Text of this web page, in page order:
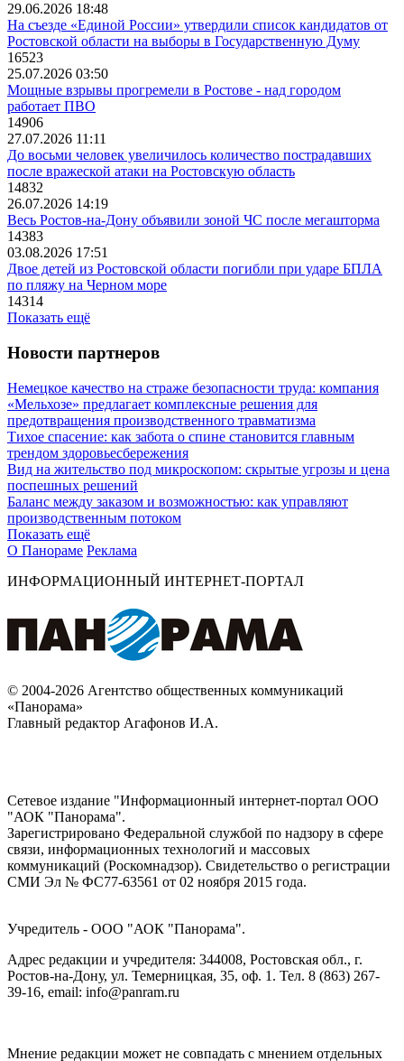
29.06.2026 18:48
На съезде «Единой России» утвердили список кандидатов от
Ростовской области на выборы в Государственную Думу
16523
25.07.2026 03:50
Мощные взрывы прогремели в Ростове - над городом
работает ПВО
14906
27.07.2026 11:11
До восьми человек увеличилось количество пострадавших
после вражеской атаки на Ростовскую область
14832
26.07.2026 14:19
Весь Ростов-на-Дону объявили зоной ЧС после мегашторма
14383
03.08.2026 17:51
Двое детей из Ростовской области погибли при ударе БПЛА
по пляжу на Черном море
14314
Показать ещё
Новости партнеров
Немецкое качество на страже безопасности труда: компания
«Мельхозе» предлагает комплексные решения для
предотвращения производственного травматизма
Тихое спасение: как забота о спине становится главным
трендом здоровьесбережения
Вид на жительство под микроскопом: скрытые угрозы и цена
поспешных решений
Баланс между заказом и возможностью: как управляют
производственным потоком
Показать ещё
О Панораме Реклама
ИНФОРМАЦИОННЫЙ ИНТЕРНЕТ-ПОРТАЛ
© 2004-2026 Агентство общественных коммуникаций
«Панорама»
Главный редактор Агафонов И.А.
Сетевое издание "Информационный интернет-портал ООО
"АОК "Панорама".
Зарегистрировано Федеральной службой по надзору в сфере
связи, информационных технологий и массовых
коммуникаций (Роскомнадзор). Cвидетельство о регистрации
СМИ Эл № ФС77-63561 от 02 ноября 2015 года.
Учредитель - ООО "АОК "Панорама".
Адрес редакции и учредителя: 344008, Ростовская обл., г.
Ростов-на-Дону, ул. Темерницкая, 35, оф. 1. Тел. 8 (863) 267-
39-16, email: info@panram.ru
Мнение редакции может не совпадать с мнением отдельных